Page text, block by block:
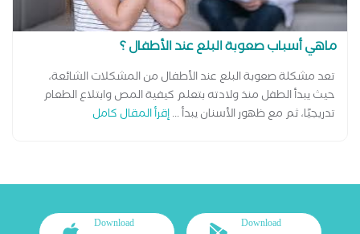
ماهي أسباب صعوبة البلع عند الأطفال ؟
تعد مشكلة صعوبة البلع عند الأطفال من المشكلات الشائعة،
حيث يبدأ الطفل منذ ولادته بتعلم كيفية المص وابتلاع الطعام
تدريجيًا، ثم مع ظهور الأسنان يبدأ ...إقرأ المقال كامل
Download
Download